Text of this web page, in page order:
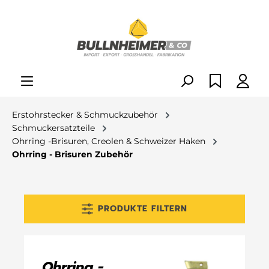
Erstohrstecker & Schmuckzubehör
Schmuckersatzteile
Ohrring -Brisuren, Creolen & Schweizer Haken
Ohrring - Brisuren Zubehör
PRODUKTE FILTERN